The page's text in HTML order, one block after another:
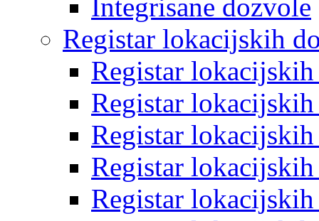
Integrisane dozvole
Registar lokacijskih
Registar
Registar
Registar
Registar
Registar